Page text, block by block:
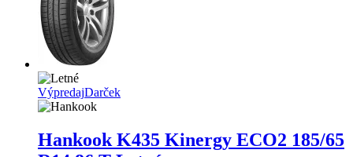
VýpredajDarček
Hankook K435 Kinergy ECO2 185/65